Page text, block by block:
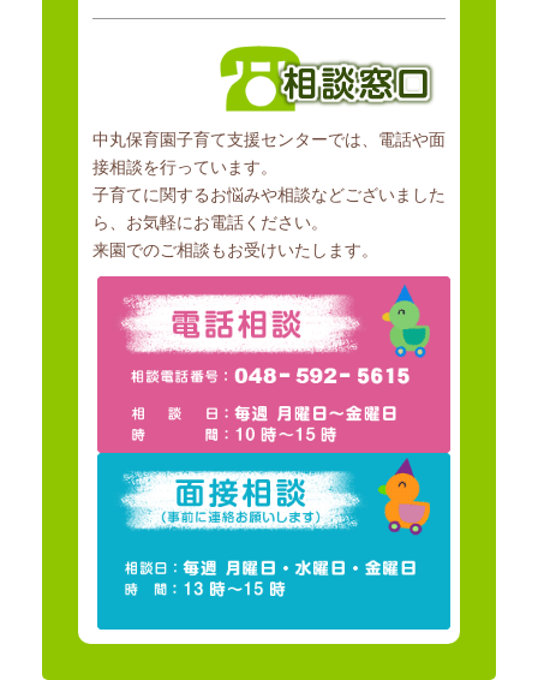
中丸保育園子育て支援センターでは、電話や面
接相談を行っています。
子育てに関するお悩みや相談などございました
ら、お気軽にお電話ください。
来園でのご相談もお受けいたします。